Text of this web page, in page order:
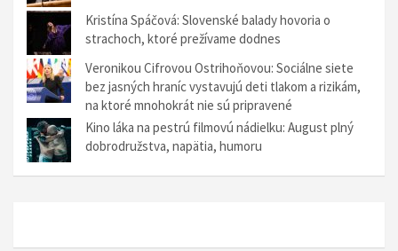
Kristína Spáčová: Slovenské balady hovoria o
strachoch, ktoré prežívame dodnes
Veronikou Cifrovou Ostrihoňovou: Sociálne siete
bez jasných hraníc vystavujú deti tlakom a rizikám,
na ktoré mnohokrát nie sú pripravené
Kino láka na pestrú filmovú nádielku: August plný
dobrodružstva, napätia, humoru